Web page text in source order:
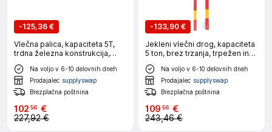
-125,36 €
Vlečna palica, kapaciteta 5T,
trdna železna konstrukcija,
rdeča
Na voljo v 6-10 delovnih dneh
Prodajalec supplyswap
Brezplačna poštnina
102 56 €
227,92 €
-133,90 €
Jekleni vlečni drog, kapaciteta
5 ton, brez trzanja, trpežen in
enostaven za sestavljanje,
oranženNa voljo v 6-10 delovnih dneh
Prodajalec supplyswap
Brezplačna poštnina
109 56 €
243,46 €